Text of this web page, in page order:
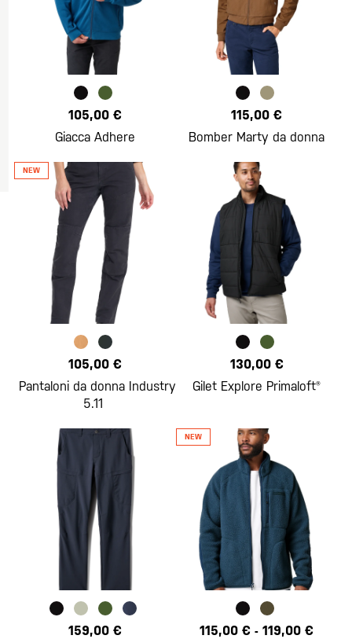
105,00 €
Giacca Adhere
115,00 €
Bomber Marty da donna
105,00 €
Pantaloni da donna Industry
5.11
130,00 €
Gilet Explore Primaloft®
159,00 €
115,00 € -119,00 €